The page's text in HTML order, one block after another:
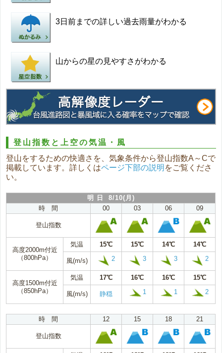
3日前までの詳しい過去雨量がわかる
山からの星の見やすさがわかる
登山指数と上空の気温・風
登山をするための快適さを、気象条件から登山指数A～Cで
掲載しています。詳しくはページ下部の説明 をご覧くださ
い。
明 日 8/10(月)
時 間
00 03 06 09
登山指数
高度2000m付近
（800hPa）
気温 15℃ 15℃ 14℃ 14℃
風(m/s) 2 3 3 2
高度1500m付近
（850hPa）
気温 17℃ 16℃ 16℃ 15℃
風(m/s) 静穏 1 1 2
時 間 12 15 18 21
登山指数